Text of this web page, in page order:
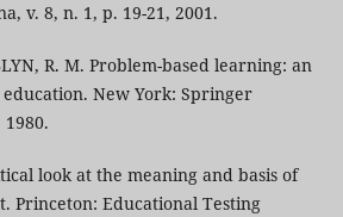
v. 8, n. 1, p. 19-21, 2001.
R. M. Problem-based learning: an
New York: Springer
look at the meaning and basis of
Princeton: Educational Testing